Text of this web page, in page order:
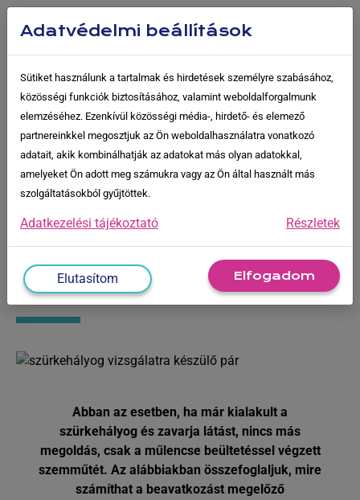
Skip
-Szürkehályog -Mi vár rám a szürkehályog
vizsgálaton? Hogyan készüljek fel?
Blog
Mi vár rám a szürkehályog
vizsgálaton? Hogyan
készüljek fel?
Abban az esetben, ha már kialakult a
szürkehályog és zavarja látást, nincs más
megoldás, csak a műlencse beültetéssel végzett
szemműtét. Az alábbiakban összefoglaljuk, mire
számíthat a beavatkozást megelőző
Adatvédelmi beállítások
Sütiket használunk a tartalmak és hirdetések személyre szabásához,
közösségi funkciók biztosításához, valamint weboldalforgalmunk
elemzéséhez. Ezenkívül közösségi média-, hirdető- és elemező
partnereinkkel megosztjuk az Ön weboldalhasználatra vonatkozó
adatait, akik kombinálhatják az adatokat más olyan adatokkal,
amelyeket Ön adott meg számukra vagy az Ön által használt más
szolgáltatásokból gyűjtöttek.
Adatkezelési tájékoztató Részletek
Elutasítom Elfogadom